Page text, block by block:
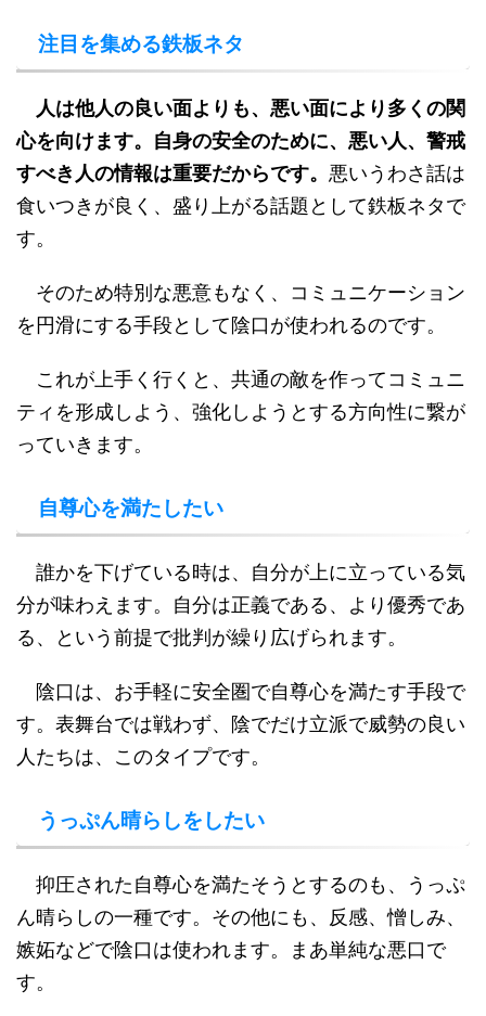
注目を集める鉄板ネタ
人は他人の良い面よりも、悪い面により多くの関
心を向けます。自身の安全のために、悪い人、警戒
すべき人の情報は重要だからです。 悪いうわさ話は
食いつきが良く、盛り上がる話題として鉄板ネタで
す。
そのため特別な悪意もなく、コミュニケーション
を円滑にする手段として陰口が使われるのです。
これが上手く行くと、共通の敵を作ってコミュニ
ティを形成しよう、強化しようとする方向性に繋が
っていきます。
自尊心を満たしたい
誰かを下げている時は、自分が上に立っている気
分が味わえます。自分は正義である、より優秀であ
る、という前提で批判が繰り広げられます。
陰口は、お手軽に安全圏で自尊心を満たす手段で
す。表舞台では戦わず、陰でだけ立派で威勢の良い
人たちは、このタイプです。
うっぷん晴らしをしたい
抑圧された自尊心を満たそうとするのも、うっぷ
ん晴らしの一種です。その他にも、反感、憎しみ、
嫉妬などで陰口は使われます。まあ単純な悪口で
す。